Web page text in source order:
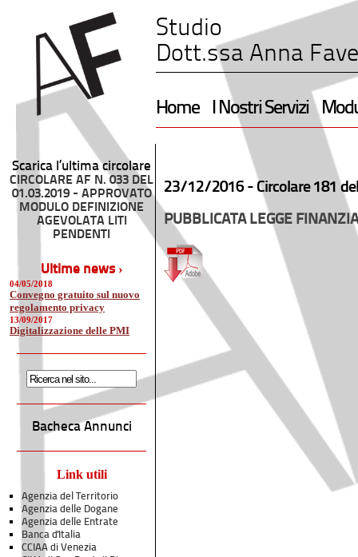
Studio
Dott.ssa Anna
Home I Nostri Servizi
Scarica l’ultima circolare
CIRCOLARE AF N. 033 DEL
01.03.2019 - APPROVATO
MODULO DEFINIZIONE
AGEVOLATA LITI
PENDENTI
Ultime news ›
04/05/2018
Convegno gratuito sul nuovo
regolamento privacy
13/09/2017
Digitalizzazione delle PMI
Bacheca Annunci
Link utili
Agenzia del Territorio
Agenzia delle Dogane
Agenzia delle Entrate
Banca d'Italia
CCIAA di Venezia
23/12/2016 - Circolare 181
PUBBLICATA LEGGE